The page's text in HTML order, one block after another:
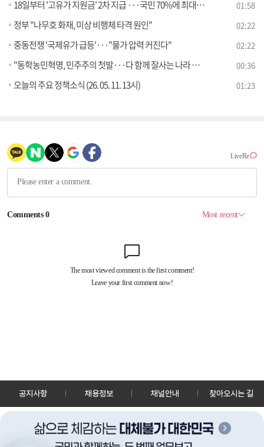
18일부터 '고유가 지원금' 2차 지급 ···국민 70%에 최대 25만원 01:58
정부 "나무호 화재, 미상 비행체 타격 원인" 02:22
중동전쟁 '국제유가 급등'···"물가 압력 커진다" 02:22
"동학농민혁명, 민주주의 첫발···다 함께 잘사는 나라 만들 것" 00:36
오늘의 주요 정책소식 (26. 05. 11. 13시) 01:23
공지사항 채용정보 채널안내 찾아오시는 길
30128 세종특별자치시 정부2청사로 13 한국정책방송원 KTV
TEL: 044-204-8000
Copyrightⓒ KTV 국민방송 All Rights Reserved.